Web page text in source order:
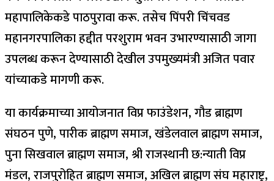
महापालिकेकडे पाठपुरावा करू. तसेच पिंपरी चिंचवड
महानगरपालिका हद्दीत परशुराम भवन उभारण्यासाठी जागा
उपलब्ध करून देण्यासाठी देखील उपमुख्यमंत्री अजित पवार
यांच्याकडे मागणी करू.
या कार्यक्रमाच्या आयोजनात विप्र फाउंडेशन, गौड ब्राह्मण
संघठन पुणे, पारीक ब्राह्मण समाज, खंडेलवाल ब्राह्मण समाज,
पुना सिखवाल ब्राह्मण समाज, श्री राजस्थानी छ:न्याती विप्र
मंडल, राजपुरोहित ब्राह्मण समाज, अखिल ब्राह्मण संघ महाराष्ट्र,